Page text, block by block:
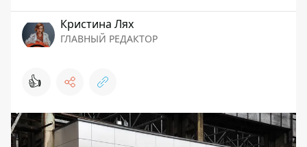
Кристина Лях
ГЛАВНЫЙ РЕДАКТОР
👍